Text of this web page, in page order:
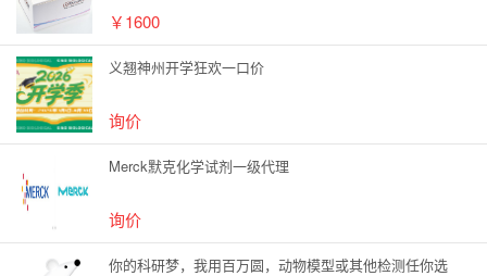
￥1600
义翘神州开学狂欢一口价
询价
Merck默克化学试剂一级代理
询价
你的科研梦，我用百万圆，动物模型或其他检测任你选